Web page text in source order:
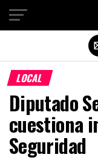
LOCAL
Diputado
cuestiona
Seguridad